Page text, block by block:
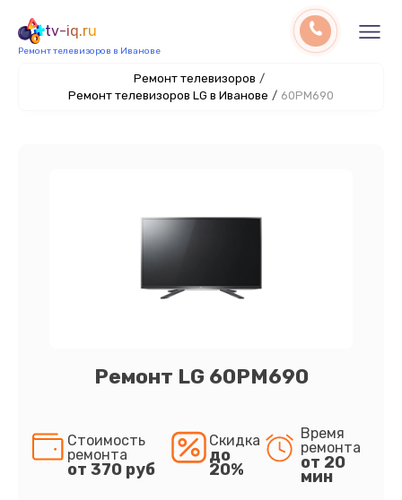
tv-iq.ru
Ремонт телевизоров в Иванове
Ремонт телевизоров /
Ремонт телевизоров LG в Иванове / 60PM690
Ремонт LG 60PM690
Стоимость
ремонта
от 370 руб
Скидка
до
20%
Время
ремонта
от 20
мин